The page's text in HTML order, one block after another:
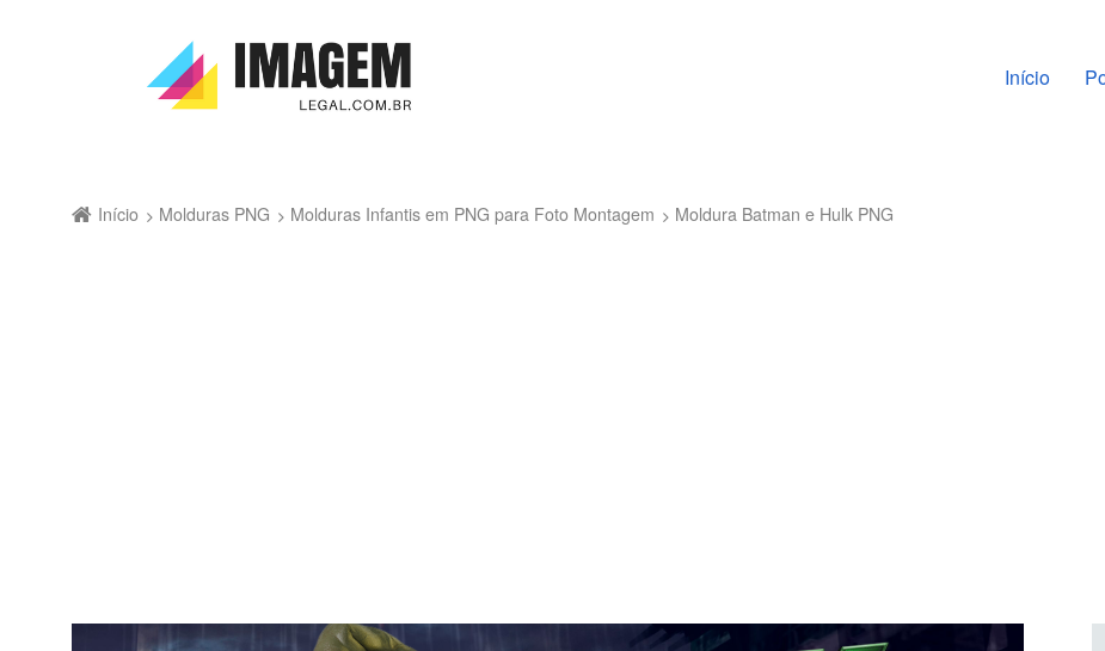
Pular para
Início
Início Molduras PNG Molduras Infantis em PNG para Foto Montagem Moldura Batman e Hulk PNG